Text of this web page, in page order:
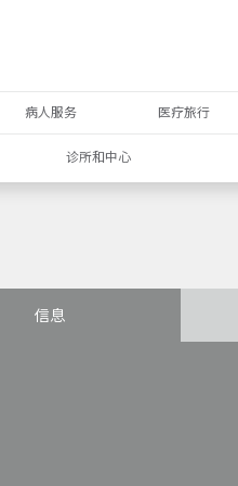
病人服务 医疗旅行
诊所和中心
信息